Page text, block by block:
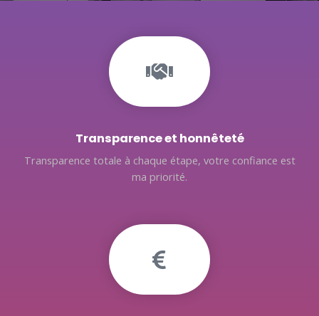
Transparence et honnêteté
Transparence totale à chaque étape, votre confiance est
ma priorité.